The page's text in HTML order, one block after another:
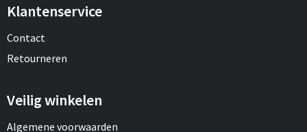
Klantenservice
Contact
Retourneren
Veilig winkelen
Algemene voorwaarden